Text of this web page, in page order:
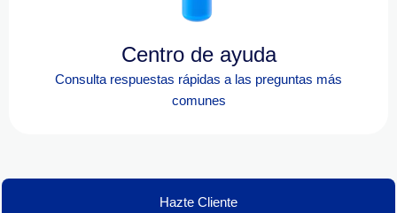
Centro de ayuda
Consulta respuestas rápidas a las preguntas más
comunes
Hazte Cliente